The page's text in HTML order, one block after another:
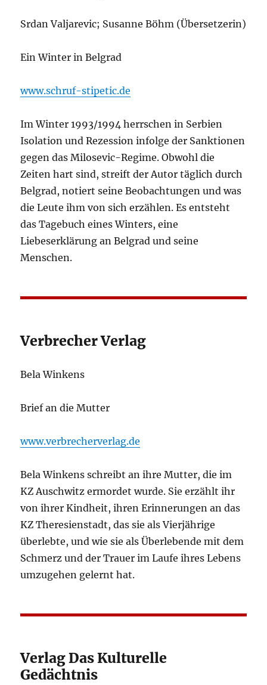
Srdan Valjarevic; Susanne Böhm (Übersetzerin)
Ein Winter in Belgrad
www.schruf-stipetic.de
Im Winter 1993/1994 herrschen in Serbien
Isolation und Rezession infolge der Sanktionen
gegen das Milosevic-Regime. Obwohl die
Zeiten hart sind, streift der Autor täglich durch
Belgrad, notiert seine Beobachtungen und was
die Leute ihm von sich erzählen. Es entsteht
das Tagebuch eines Winters, eine
Liebeserklärung an Belgrad und seine
Menschen.
Verbrecher Verlag
Bela Winkens
Brief an die Mutter
www.verbrecherverlag.de
Bela Winkens schreibt an ihre Mutter, die im
KZ Auschwitz ermordet wurde. Sie erzählt ihr
von ihrer Kindheit, ihren Erinnerungen an das
KZ Theresienstadt, das sie als Vierjährige
überlebte, und wie sie als Überlebende mit dem
Schmerz und der Trauer im Laufe ihres Lebens
umzugehen gelernt hat.
Verlag Das Kulturelle
Gedächtnis